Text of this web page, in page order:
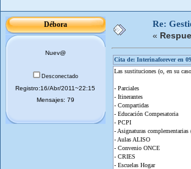
Débora
Nuev@
Desconectado
Registro:16/Abr/2011~22:15
Mensajes: 79
Re:
«
Cita de: Interinaforever en
Las sustituciones (o, en su
- Parciales
- Itinerantes
- Compartidas
- Educación Compesatoria
- PCPI
- Asignaturas
- Aulas ALISO
- Convenio ONCE
- CRIES
- Escuelas Hogar